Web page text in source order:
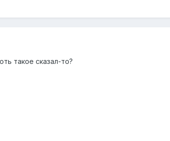
такое сказал-то?